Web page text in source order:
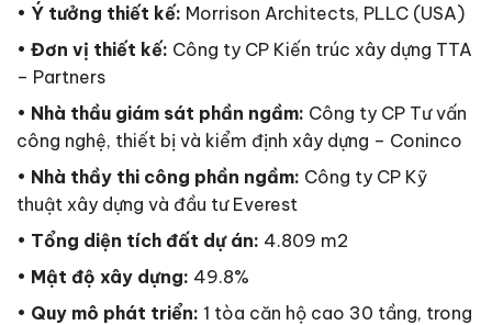
• Ý tưởng thiết kế: Morrison Architects, PLLC (USA)
• Đơn vị thiết kế: Công ty CP Kiến trúc xây dựng TTA
– Partners
• Nhà thầu giám sát phần ngầm: Công ty CP Tư vấn
công nghệ, thiết bị và kiểm định xây dựng – Coninco
• Nhà thầy thi công phần ngầm: Công ty CP Kỹ
thuật xây dựng và đầu tư Everest
• Tổng diện tích đất dự án: 4.809 m2
• Mật độ xây dựng: 49.8%
• Quy mô phát triển: 1 tòa căn hộ cao 30 tầng, trong